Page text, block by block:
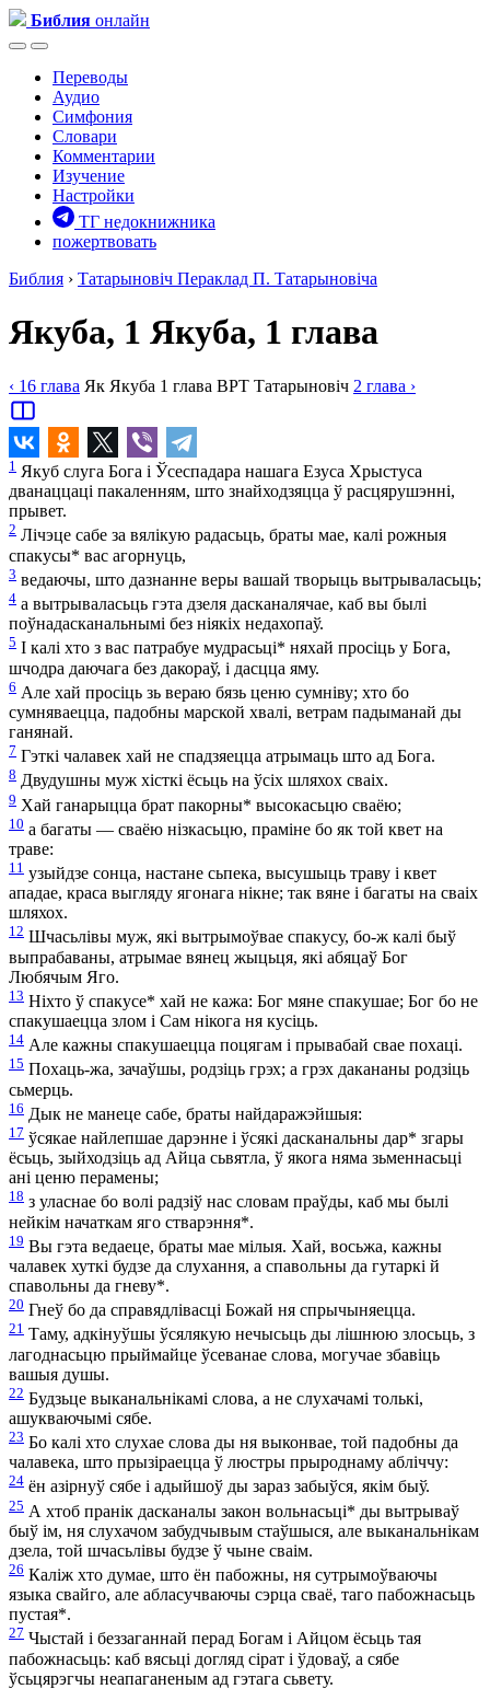
Библия онлайн
Переводы
Аудио
Симфония
Словари
Комментарии
Изучение
Настройки
ТГ недокнижника
пожертвовать
Библия › Татарыновіч Пераклад П. Татарыновіча
Якуба, 1 Якуба, 1 глава
‹ 16 глава Як Якуба 1 глава BPT Татарыновіч 2 глава ›
1 Якуб слуга Бога і Ўсеспадара нашага Езуса Хрыстуса
дванаццаці пакаленням, што знайходзяцца ў расцярушэнні,
прывет.
2 Лічэце сабе за вялікую радасьць, браты мае, калі рожныя
спакусы* вас агорнуць,
3 ведаючы, што дазнанне веры вашай творыць вытрываласьць;
4 а вытрываласьць гэта дзеля дасканалячае, каб вы былі
поўнадасканальнымі без ніякіх недахопаў.
5 І калі хто з вас патрабуе мудрасьці* няхай просіць у Бога,
шчодра даючага без дакораў, і дасцца яму.
6 Але хай просіць зь вераю бязь ценю сумніву; хто бо
сумняваецца, падобны марской хвалі, ветрам падыманай ды
ганянай.
7 Гэткі чалавек хай не спадзяецца атрымаць што ад Бога.
8 Двудушны муж хісткі ёсьць на ўсіх шляхох сваіх.
9 Хай ганарыцца брат пакорны* высокасьцю сваёю;
10 а багаты — сваёю нізкасьцю, праміне бо як той квет на
траве:
11 узыйдзе сонца, настане сьпека, высушыць траву і квет
ападае, краса выгляду ягонага нікне; так вяне і багаты на сваіх
шляхох.
12 Шчасьлівы муж, які вытрымоўвае спакусу, бо-ж калі быў
выпрабаваны, атрымае вянец жыцьця, які абяцаў Бог
Любячым Яго.
13 Ніхто ў спакусе* хай не кажа: Бог мяне спакушае; Бог бо не
спакушаецца злом і Сам нікога ня кусіць.
14 Але кажны спакушаецца поцягам і прывабай свае похаці.
15 Похаць-жа, зачаўшы, родзіць грэх; а грэх дакананы родзіць
сьмерць.
16 Дык не манеце сабе, браты найдаражэйшыя:
17 ўсякае найлепшае дарэнне і ўсякі дасканальны дар* згары
ёсьць, зыйходзіць ад Айца сьвятла, ў якога няма зьменнасьці
ані ценю перамены;
18 з уласнае бо волі радзіў нас словам праўды, каб мы былі
нейкім начаткам яго стварэння*.
19 Вы гэта ведаеце, браты мае мілыя. Хай, восьжа, кажны
чалавек хуткі будзе да слухання, а спавольны да гутаркі й
спавольны да гневу*.
20 Гнеў бо да справядлівасці Божай ня спрычыняецца.
21 Таму, адкінуўшы ўсялякую нечысьць ды лішнюю злосьць, з
лагоднасьцю прыймайце ўсеванае слова, могучае збавіць
вашыя душы.
22 Будзьце выканальнікамі слова, а не слухачамі толькі,
ашукваючымі сябе.
23 Бо калі хто слухае слова ды ня выконвае, той падобны да
чалавека, што прызіраецца ў люстры прыроднаму абліччу:
24 ён азірнуў сябе і адыйшоў ды зараз забыўся, якім быў.
25 А хтоб пранік дасканалы закон вольнасьці* ды вытрываў
быў ім, ня слухачом забудчывым стаўшыся, але выканальнікам
дзела, той шчасьлівы будзе ў чыне сваім.
26 Каліж хто думае, што ён пабожны, ня сутрымоўваючы
языка свайго, але абласучваючы сэрца сваё, таго пабожнасьць
пустая*.
27 Чыстай і беззаганнай перад Богам і Айцом ёсьць тая
пабожнасьць: каб вясьці догляд сірат і ўдоваў, а сябе
ўсьцярэгчы неапаганеным ад гэтага сьвету.